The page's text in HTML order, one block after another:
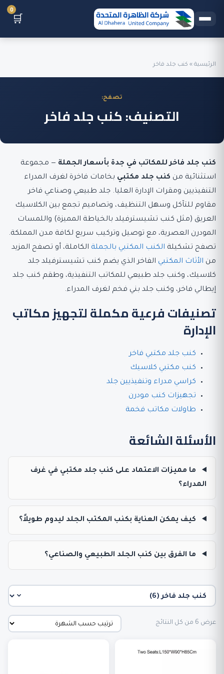
🛒
0
الرئيسية » كنب جلد فاخر
تصفح:
التصنيف:كنب جلد فاخر
كنب جلد فاخر للمكاتب في جدة بأسعار الجملة — مجموعة
استثنائية من كنب جلد مكتبي بخامات فاخرة لغرف المدراء
التنفيذيين ومقرات الإدارة العليا. جلد طبيعي وصناعي فاخر
مقاوم للتآكل وسهل التنظيف، وتصاميم تجمع بين الكلاسيك
العريق (مثل كنب تشيسترفيلد بالخياطة المميزة) واللمسات
المودرن العصرية، مع توصيل وتركيب سريع لكافة مدن المملكة.
تصفح تشكيلة الكنب المكتبي بالجملة الكاملة، أو تصفح المزيد
من الأثاث المكتبي الفاخر الذي يضم كنب تشيسترفيلد جلد
كلاسيك، وكنب جلد طبيعي للمكاتب التنفيذية، وطقم كنب جلد
إيطالي فاخر، وكنب جلد بني فخم لغرف المدراء.
تصنيفات فرعية مكملة لتجهيز مكاتب
الإدارة
كنب جلد مكتبي فاخر
كنب مكتبي كلاسيك
كراسي مدراء وتنفيذيين جلد
تجهيزات كنب مودرن
طاولات مكاتب فخمة
الأسئلة الشائعة
ما مميزات الاعتماد على كنب جلد مكتبي في غرف
المدراء؟
كيف يمكن العناية بكنب المكتب الجلد ليدوم طويلاً؟
ما الفرق بين كنب الجلد الطبيعي والصناعي؟
عرض ⁦6⁩ من كل النتائج